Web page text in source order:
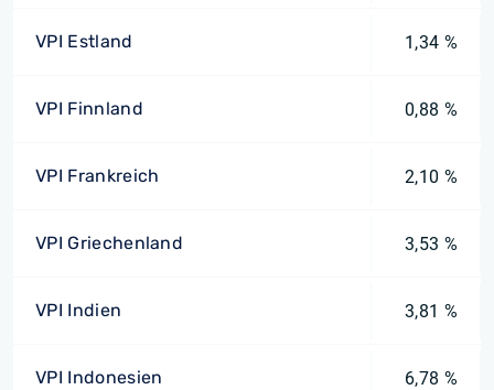
VPI Estland 1,34 %
VPI Finnland 0,88 %
VPI Frankreich 2,10 %
VPI Griechenland 3,53 %
VPI Indien 3,81 %
VPI Indonesien 6,78 %